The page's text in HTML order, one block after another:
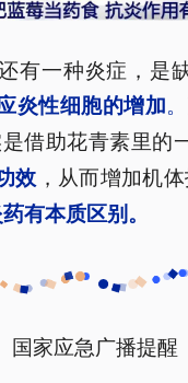
有一种炎症，是
炎性细胞的增加。
借助花青素里的
效 ，从而增加机
有本质区别。
国家应急广播提醒